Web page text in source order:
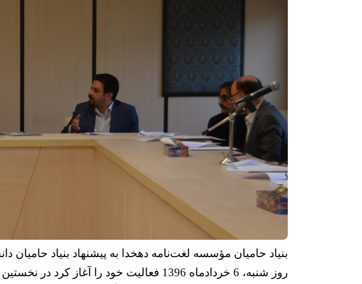
بنیاد حامیان مؤسسه لغت‌نامه دهخدا به پیشنهاد بنیاد حامیان
روز شنبه، 6 خردادماه 1396 فعالیت